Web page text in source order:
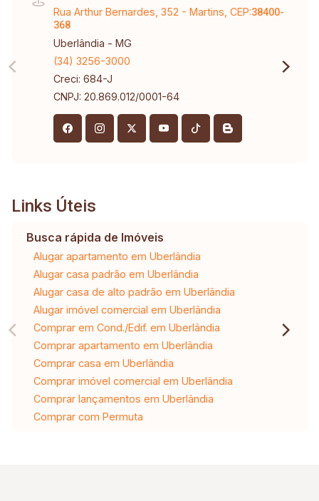
Rua Arthur Bernardes, 352 - Martins, CEP:38400-
368
Uberlândia - MG
(34) 3256-3000
Creci: 684-J
CNPJ: 20.869.012/0001-64
Links Úteis
Busca rápida de Imóveis
Alugar apartamento em Uberlândia
Alugar casa padrão em Uberlândia
Alugar casa de alto padrão em Uberlândia
Alugar imóvel comercial em Uberlândia
Comprar em Cond./Edif. em Uberlândia
Comprar apartamento em Uberlândia
Comprar casa em Uberlândia
Comprar imóvel comercial em Uberlândia
Comprar lançamentos em Uberlândia
Comprar com Permuta